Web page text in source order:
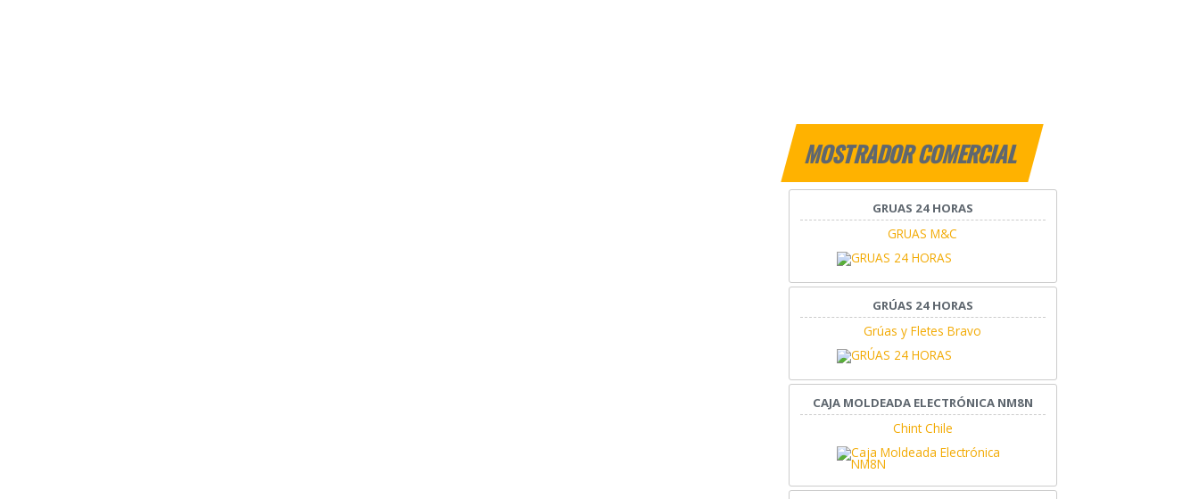
MOSTRADOR COMERCIAL
GRUAS 24 HORAS
GRUAS M&C
GRÚAS 24 HORAS
Grúas y Fletes Bravo
CAJA MOLDEADA ELECTRÓNICA NM8N
Chint Chile